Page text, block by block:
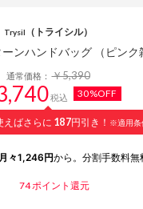
Trysil （トライシル）
ンハンドバッグ （ピンク
通常価格：￥5,390
税込 30%OFF
えばさらに 187円引き！ ※適用条
々1,246円から。分割手数料無
74ポイント還元